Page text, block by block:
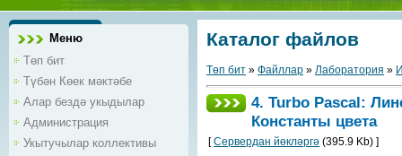
Меню
Төп бит
Түбән Көек мәктәбе
Алар бездә укыдылар
Администрация
Укытучылар коллективы
Каталог файлов
Төп бит » Файллар » Лаборатория »
4. Turbo Pascal:
Константы цвета
[Сервердан йөкләргә (395.9 Kb) ]